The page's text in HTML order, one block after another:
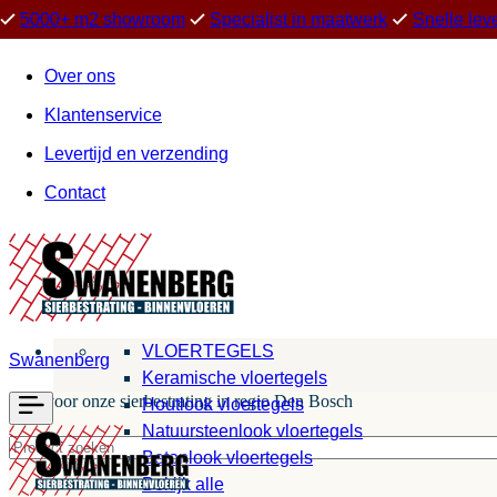
5000+ m2 showroom Specialist in maatwerk Snelle
Over ons
Klantenservice
Levertijd en verzending
Contact
Swanenberg
Kies voor onze sierbestrating in regio Den Bosch
VLOERTEGELS
Keramische vloertegels
Houtlook vloertegels
Natuursteenlook vloertegels
Betonlook vloertegels
Bekijk alle